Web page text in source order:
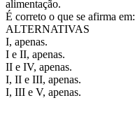
alimentação.
É correto o que se afirma em:
ALTERNATIVAS
I, apenas.
I e II, apenas.
II e IV, apenas.
I, II e III, apenas.
I, III e V, apenas.